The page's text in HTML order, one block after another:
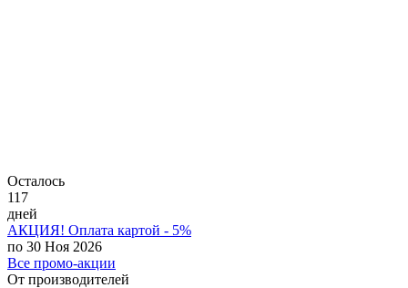
Осталось
117
дней
АКЦИЯ! Оплата картой - 5%
по 30 Ноя 2026
Все промо-акции
От производителей